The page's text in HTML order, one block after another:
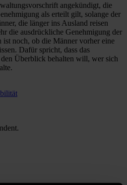
angekündigt, die
als erteilt gilt, solange der
die länger ins Ausland reisen
die ausdrückliche Genehmigung der
noch, ob die Männer vorher eine
Dafür spricht, dass das
Überblick behalten will, wer sich